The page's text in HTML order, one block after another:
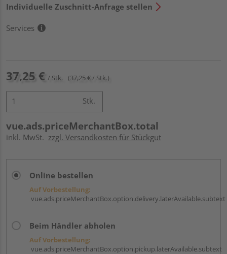
Individuelle Zuschnitt-Anfrage stellen
Services
37,25 € / Stk. (37,25 € / Stk.)
Stk.
vue.ads.priceMerchantBox.total
inkl. MwSt. zzgl. Versandkosten für Stückgut
Online bestellen
Auf Vorbestellung:
vue.ads.priceMerchantBox.option.delivery.laterAvailable.subtext
Beim Händler abholen
Auf Vorbestellung:
vue.ads.priceMerchantBox.option.pickup.laterAvailable.subtext